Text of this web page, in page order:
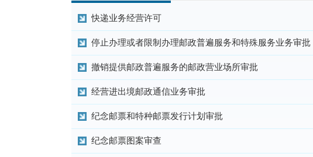
快递业务经营许可
停止办理或者限制办理邮政普遍服务和特殊服务业务审批
撤销提供邮政普遍服务的邮政营业场所审批
经营进出境邮政通信业务审批
纪念邮票和特种邮票发行计划审批
纪念邮票图案审查